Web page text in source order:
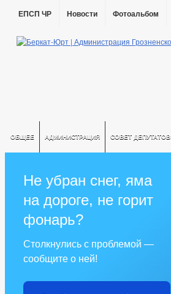
ЕПСП ЧР Новости Фотоальбом
ОБЩЕЕ АДМИНИСТРАЦИЯ СОВЕТ ДЕПУТАТОВ
Не убран снег, яма
на дороге, не горит
фонарь?
Столкнулись с проблемой —
сообщите о ней!